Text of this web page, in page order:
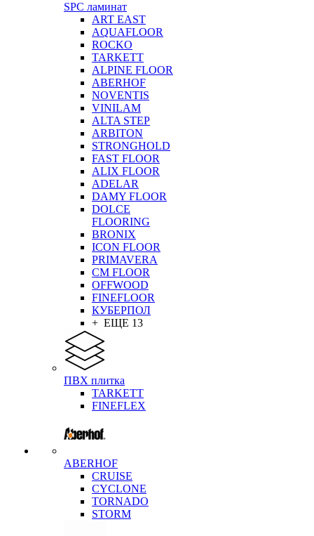
SPC ламинат
ART EAST
AQUAFLOOR
ROCKO
TARKETT
ALPINE FLOOR
ABERHOF
NOVENTIS
VINILAM
ALTA STEP
ARBITON
STRONGHOLD
FAST FLOOR
ALIX FLOOR
ADELAR
DAMY FLOOR
DOLCE
FLOORING
BRONIX
ICON FLOOR
PRIMAVERA
CM FLOOR
OFFWOOD
FINEFLOOR
КУБЕРПОЛ
+ ЕЩЕ 13
ПВХ плитка
TARKETT
FINEFLEX
ABERHOF
CRUISE
CYCLONE
TORNADO
STORM